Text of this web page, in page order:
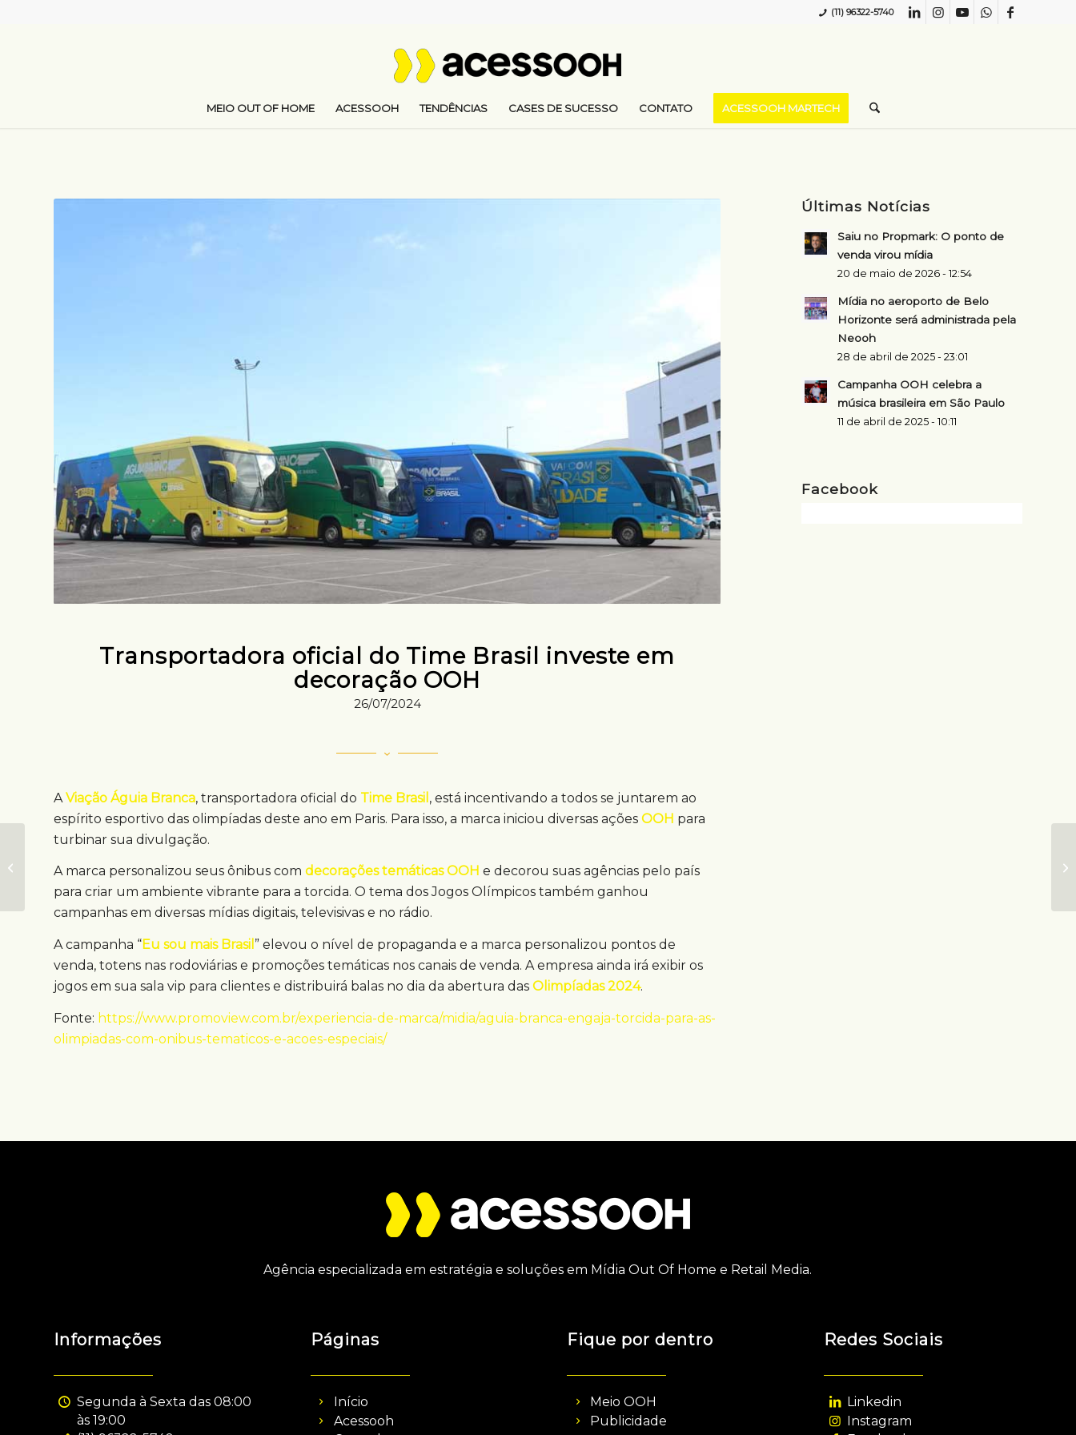
(11) 96322-5740
MEIO OUT OF HOME ACESSOOH TENDÊNCIAS CASES DE SUCESSO CONTATO ACESSOOH MARTECH
Transportadora oficial do Time Brasil investe em
decoração OOH
26/07/2024
A Viação Águia Branca, transportadora oficial do Time Brasil , está incentivando a todos se juntarem ao
espírito esportivo das olimpíadas deste ano em Paris. Para isso, a marca iniciou diversas ações OOH para
turbinar sua divulgação.
A marca personalizou seus ônibus com decorações temáticas OOH e decorou suas agências pelo país
para criar um ambiente vibrante para a torcida. O tema dos Jogos Olímpicos também ganhou
campanhas em diversas mídias digitais, televisivas e no rádio.
A campanha “Eu sou mais Brasil ” elevou o nível de propaganda e a marca personalizou pontos de
venda, totens nas rodoviárias e promoções temáticas nos canais de venda. A empresa ainda irá exibir os
jogos em sua sala vip para clientes e distribuirá balas no dia da abertura das Olimpíadas 2024.
Fonte: https://www.promoview.com.br/experiencia-de-marca/midia/aguia-branca-engaja-torcida-para-as-
olimpiadas-com-onibus-tematicos-e-acoes-especiais/
Últimas Notícias
Saiu no Propmark: O ponto de
venda virou mídia
20 de maio de 2026 - 12:54
Mídia no aeroporto de Belo
Horizonte será administrada pela
Neooh
28 de abril de 2025 - 23:01
Campanha OOH celebra a
música brasileira em São Paulo
11 de abril de 2025 - 10:11
Facebook
Agência especializada em estratégia e soluções em Mídia Out Of Home e Retail Media.
Informações
Segunda à Sexta das 08:00
às 19:00
Páginas
Início
Acessooh
Fique por dentro
Meio OOH
Publicidade
Redes Sociais
Linkedin
Instagram
recebe experiência